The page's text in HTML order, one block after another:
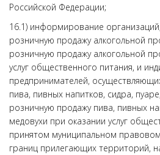
Российской Федерации;
16.1) информирование
розничную продажу алкогольной
розничную продажу алкогольной
услуг общественного питания, и
предпринимателей,
пива, пивных напитков, сидра,
розничную продажу пива, пивных
медовухи при оказании услуг
принятом муниципальном
границ прилегающих территорий,